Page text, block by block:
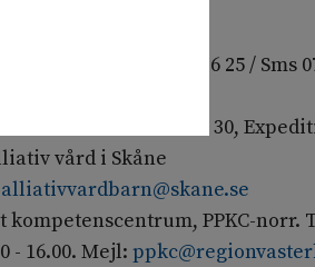
SABH Tel 08-123 726 25 / Sms
Tel 08-714 68 30,
vård i Skåne
PPKC-norr.
- 16.00. Mejl: